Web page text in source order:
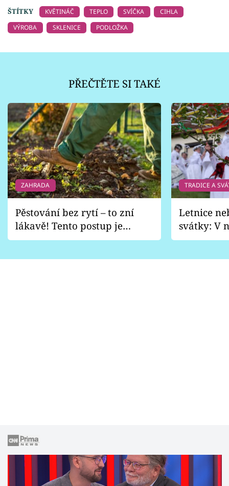
ŠTÍTKY
KVĚTINÁČ TEPLO SVÍČKA
CIHLA
VÝROBA
SKLENICE PODLOŽKA
PŘEČTĚTE SI TAKÉ
ZAHRADA
Pěstování bez rytí – to zní
lákavě! Tento postup je
vhodný jen pro některé
TRADICE A
Letnice
svátky: V
pondělí